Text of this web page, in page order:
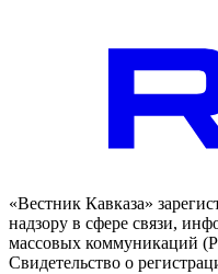
«Вестник Кавказа»
надзору в сфере связи,
массовых коммуникаций
Свидетельство о